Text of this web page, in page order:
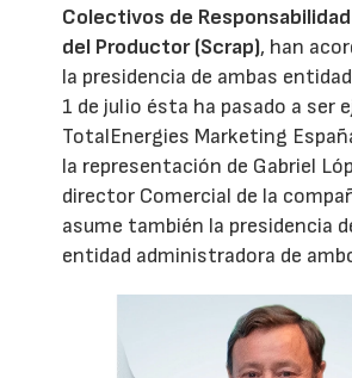
Colectivos de
del Productor (Scrap), han
la presidencia de ambas
1 de julio ésta ha pasado a ser
TotalEnergies Marketing
la representación de Gabriel
director Comercial de la
asume también la presidencia
entidad administradora de